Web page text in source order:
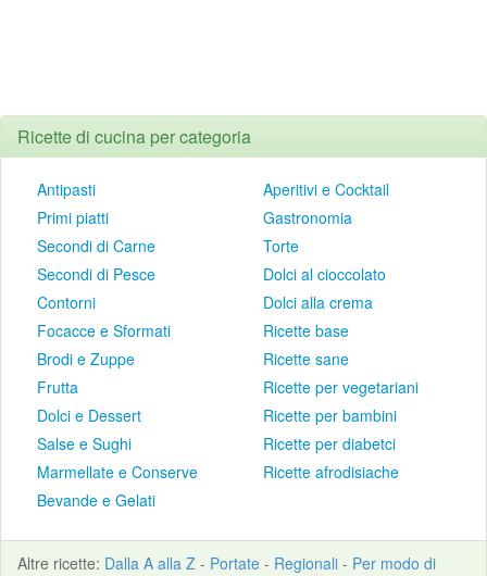
Ricette di cucina per categoria
Antipasti
Primi piatti
Secondi di Carne
Secondi di Pesce
Contorni
Focacce e Sformati
Brodi e Zuppe
Frutta
Dolci e Dessert
Salse e Sughi
Marmellate e Conserve
Bevande e Gelati
Aperitivi e Cocktail
Gastronomia
Torte
Dolci al cioccolato
Dolci alla crema
Ricette base
Ricette sane
Ricette per vegetariani
Ricette per bambini
Ricette per diabetci
Ricette afrodisiache
Altre ricette: Dalla A alla Z - Portate - Regionali - Per modo di